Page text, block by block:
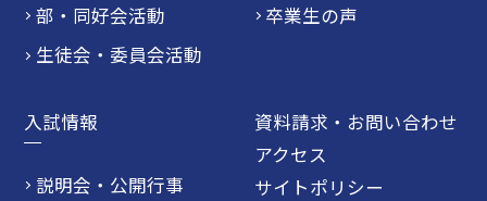
部・同好会活動
生徒会・委員会活動
卒業生の声
入試情報
説明会・公開行事
資料請求・お問い合わせ
アクセス
サイトポリシー